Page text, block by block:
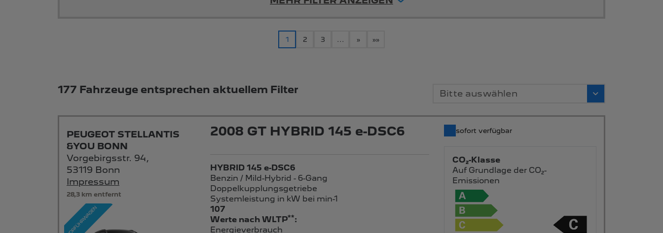
1 2 3 ... » »»
Suchergebnisse
177 Fahrzeuge entsprechen aktuellem Filter Bitte auswählen
28,3 km entfernt
PEUGEOT STELLANTIS
&YOU BONN
Vorgebirgsstr. 94,
53119 Bonn
Impressum
2008 GT HYBRID 145 e-DSC6 sofort verfügbar
HYBRID 145 e-DSC6
Benzin / Mild-Hybrid - 6-Gang
Doppelkupplungsgetriebe
Systemleistung in kW bei min-1
107
Werte nach WLTP**:
Energieverbrauch
CO₂-Klasse
Auf Grundlage der CO₂-
Emissionen